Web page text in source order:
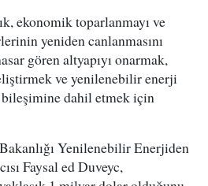
ekonomik toparlanmayı ve
yeniden canlanmasını
gören altyapıyı onarmak,
ve yenilenebilir enerji
dahil etmek için
Yenilenebilir Enerjiden
Faysal ed Duveyc,